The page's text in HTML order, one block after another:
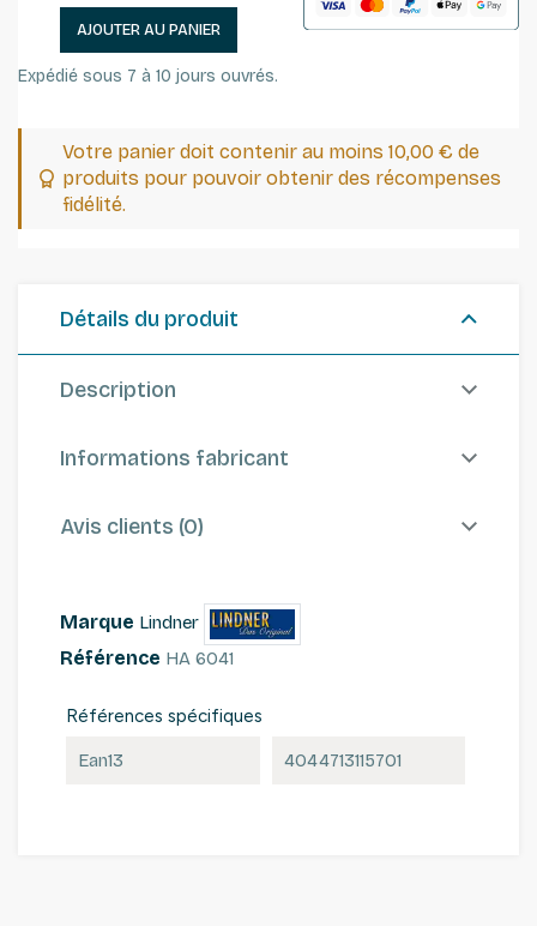
AJOUTER AU PANIER
Expédié sous 7 à 10 jours ouvrés.
Votre panier doit contenir au moins 10,00 € de
produits pour pouvoir obtenir des récompenses
fidélité.
Détails du produit
Description
Informations fabricant
Avis clients (0)
Marque Lindner
Référence HA 6041
Références spécifiques
Ean13 4044713115701